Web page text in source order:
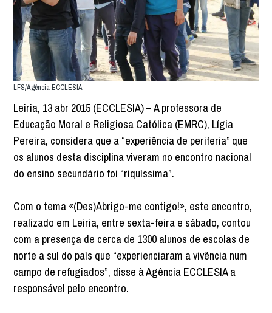
LFS/Agência ECCLESIA
Leiria, 13 abr 2015 (ECCLESIA) – A professora de
Educação Moral e Religiosa Católica (EMRC), Lígia
Pereira, considera que a “experiência de periferia” que
os alunos desta disciplina viveram no encontro nacional
do ensino secundário foi “riquíssima”.
Com o tema «(Des)Abrigo-me contigo!», este encontro,
realizado em Leiria, entre sexta-feira e sábado, contou
com a presença de cerca de 1300 alunos de escolas de
norte a sul do país que “experienciaram a vivência num
campo de refugiados”, disse à Agência ECCLESIA a
responsável pelo encontro.